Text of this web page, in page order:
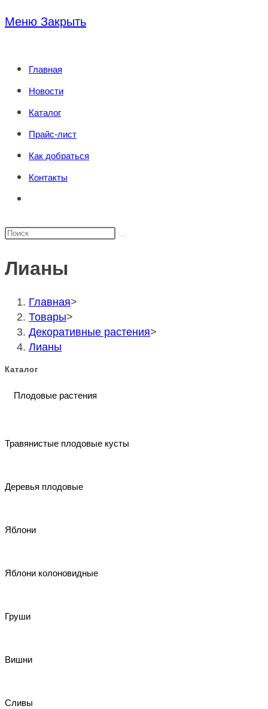
сайту
Меню Закрыть
Главная
Новости
Каталог
Прайс-лист
Как добраться
Контакты
по
Поиск
сайте
Лианы
Главная>
Товары>
Декоративные растения>
Лианы
Каталог
Плодовые растения
Травянистые плодовые кусты
Деревья плодовые
Яблони
Яблони колоновидные
Груши
Вишни
Сливы